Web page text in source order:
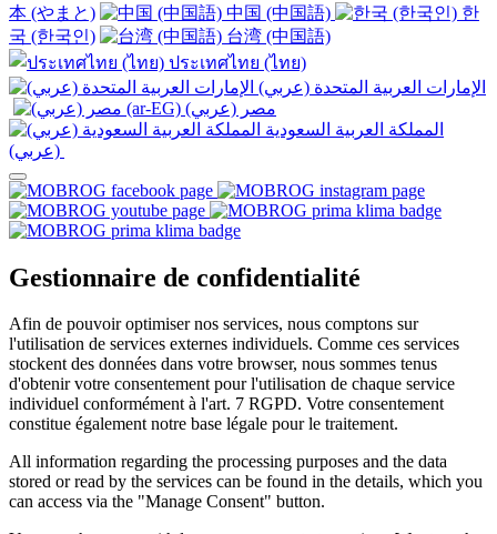
本 (やまと)
中国 (中国語)
한
국 (한국인)
台湾 (中国語)
ประเทศไทย (ไทย)
Gestionnaire de confidentialité
Afin de pouvoir optimiser nos services, nous comptons sur
l'utilisation de services externes individuels. Comme ces services
stockent des données dans votre browser, nous sommes tenus
d'obtenir votre consentement pour l'utilisation de chaque service
individuel conformément à l'art. 7 RGPD. Votre consentement
constitue également notre base légale pour le traitement.
All information regarding the processing purposes and the data
stored or read by the services can be found in the details, which you
can access via the "Manage Consent" button.